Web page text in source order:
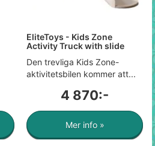
EliteToys - Kids Zone
Activity Truck with slide
Den trevliga Kids Zone-
aktivitetsbilen kommer att...
4 870:-
Mer info »